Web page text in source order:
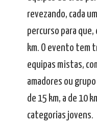
revezando, cada
percurso para
km. O evento tem
equipas mistas,
amadores ou
de 15 km, a de 10
categorias jovens.